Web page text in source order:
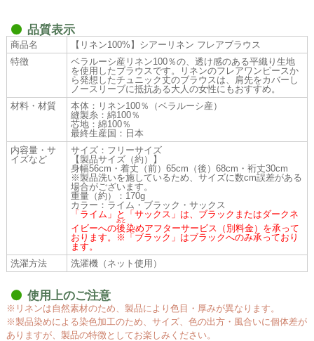
品質表示
商品名
【リネン100%】シアーリネン フレアブラウス
特徴
ベラルーシ産リネン100％の、透け感のある平織り生地
を使用したブラウスです。リネンのフレアワンピースか
ら発想したチュニック丈のブラウスは、肩先をカバーし
ノースリーブに抵抗ある大人の女性にもおすすめ。
材料・材質
本体：リネン100％（ベラルーシ産）
縫製糸：綿100％
芯地：綿100％
最終生産国：日本
内容量・サ
イズなど
サイズ：フリーサイズ
【製品サイズ（約）】
身幅56cm・着丈（前）65cm（後）68cm・裄丈30cm
※製品洗いを施しているため、サイズに数cm誤差がある
場合がございます。
重量（約）：170g
カラー：ライム・ブラック・サックス
「ライム」と「サックス」は、ブラックまたはダークネ
イビーへの後
あと
染めアフターサービス（別料金）を承って
おります。※「ブラック」はブラックへのみ承っており
ます。
洗濯方法
洗濯機（ネット使用）
使用上のご注意
※リネンは自然素材のため、製品により色目・厚みが異なります。
※製品染めによる染色加工のため、サイズ、色の出方・風合いに個体差が
ありますが、製品の特徴としてお楽しみください。